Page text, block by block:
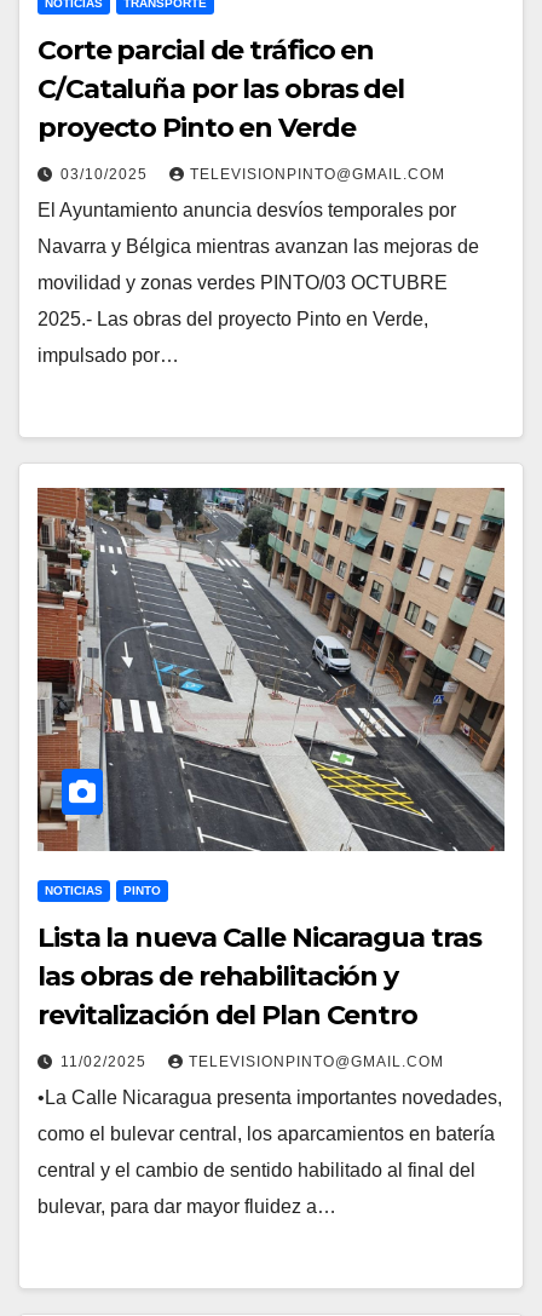
NOTICIAS TRANSPORTE
Corte parcial de tráfico en
C/Cataluña por las obras del
proyecto Pinto en Verde
03/10/2025 TELEVISIONPINTO@GMAIL.COM
El Ayuntamiento anuncia desvíos temporales por
Navarra y Bélgica mientras avanzan las mejoras de
movilidad y zonas verdes PINTO/03 OCTUBRE
2025.- Las obras del proyecto Pinto en Verde,
impulsado por…
NOTICIAS PINTO
Lista la nueva Calle Nicaragua tras
las obras de rehabilitación y
revitalización del Plan Centro
11/02/2025 TELEVISIONPINTO@GMAIL.COM
•La Calle Nicaragua presenta importantes novedades,
como el bulevar central, los aparcamientos en batería
central y el cambio de sentido habilitado al final del
bulevar, para dar mayor fluidez a…